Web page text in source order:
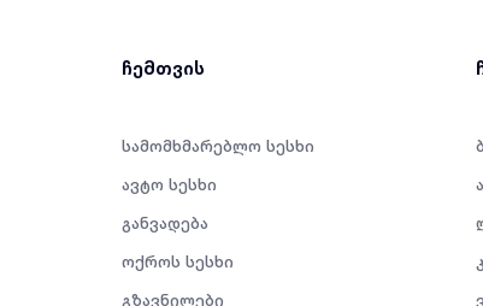
ჩემთვის
სამომხმარებლო სესხი
ავტო სესხი
განვადება
ოქროს სესხი
გზავნილები